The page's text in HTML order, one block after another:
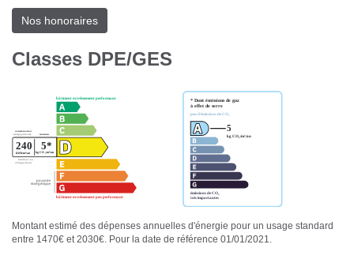
Nos honoraires
Classes DPE/GES
Montant estimé des dépenses annuelles d'énergie pour un usage standard
entre 1470€ et 2030€. Pour la date de référence 01/01/2021.